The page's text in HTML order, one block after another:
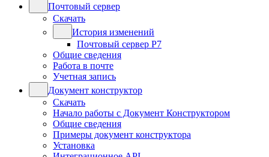
Почтовый сервер
Скачать
История изменений
Почтовый сервер Р7
Общие сведения
Работа в почте
Учетная запись
Документ конструктор
Скачать
Начало работы с Документ Конструктором
Общие сведения
Примеры документ конструктора
Установка